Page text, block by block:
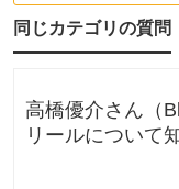
出
た
と
り
あ
同じカテゴリの質問
高橋優介さん（
リールについて